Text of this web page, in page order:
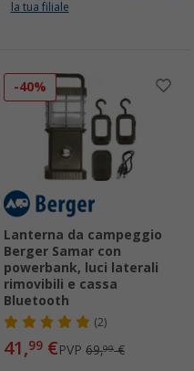
la tua filiale
-40%
Lanterna da campeggio
Berger Samar con
powerbank, luci laterali
rimovibili e cassa
Bluetooth
(2)
41,99 €PVP 69,99€